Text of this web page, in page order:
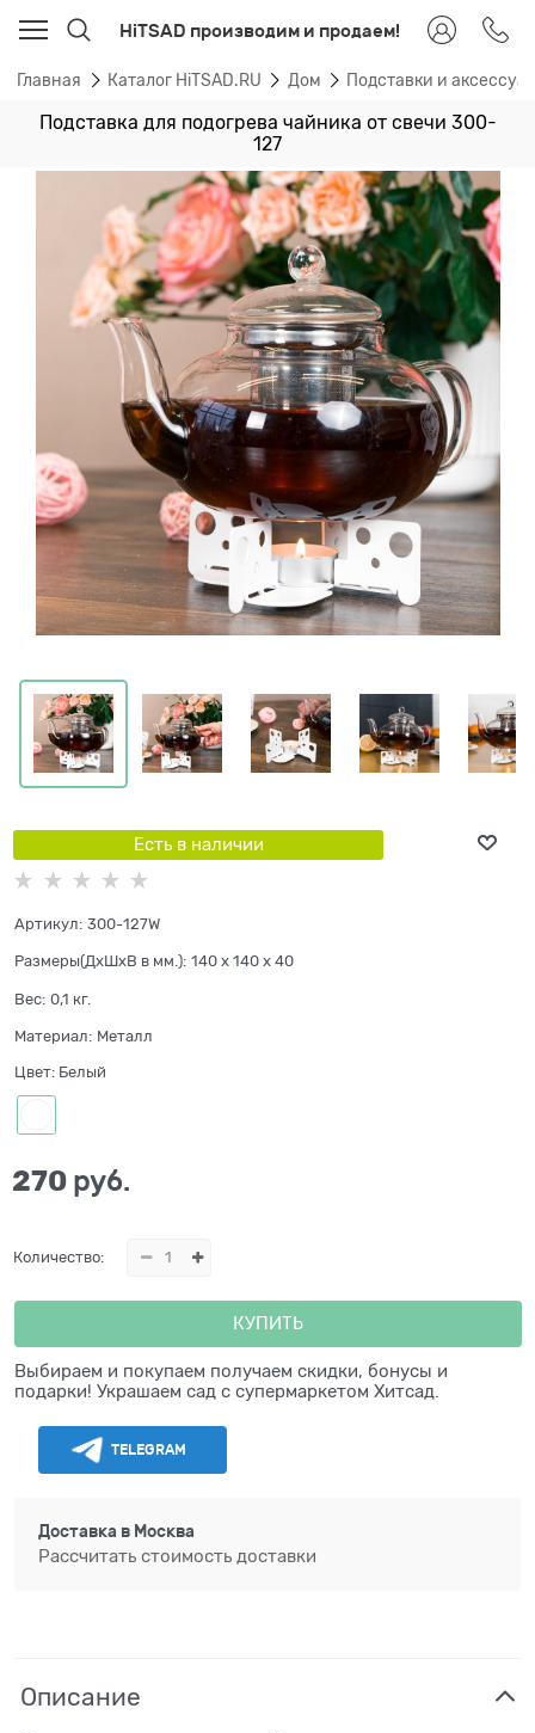
HiTSAD производим и продаем!
Главная Каталог HiTSAD.RU Дом Подставки и
Подставка для подогрева чайника от свечи 300-
127
Есть в наличии
Артикул: 300-127W
Размеры(ДхШхВ в мм.): 140 x 140 x 40
Вес: 0,1 кг.
Материал: Металл
Цвет: Белый
270 руб.
Количество:
КУПИТЬ
Выбираем и покупаем получаем скидки, бонусы и
подарки! Украшаем сад с супермаркетом Хитсад.
TELEGRAM
Доставка в Москва
Рассчитать стоимость доставки
Описание